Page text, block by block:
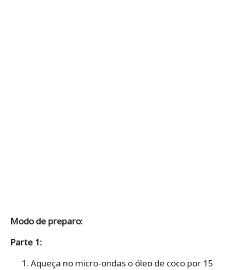
Modo de preparo:
Parte 1:
Aqueça no micro-ondas o óleo de coco por 15